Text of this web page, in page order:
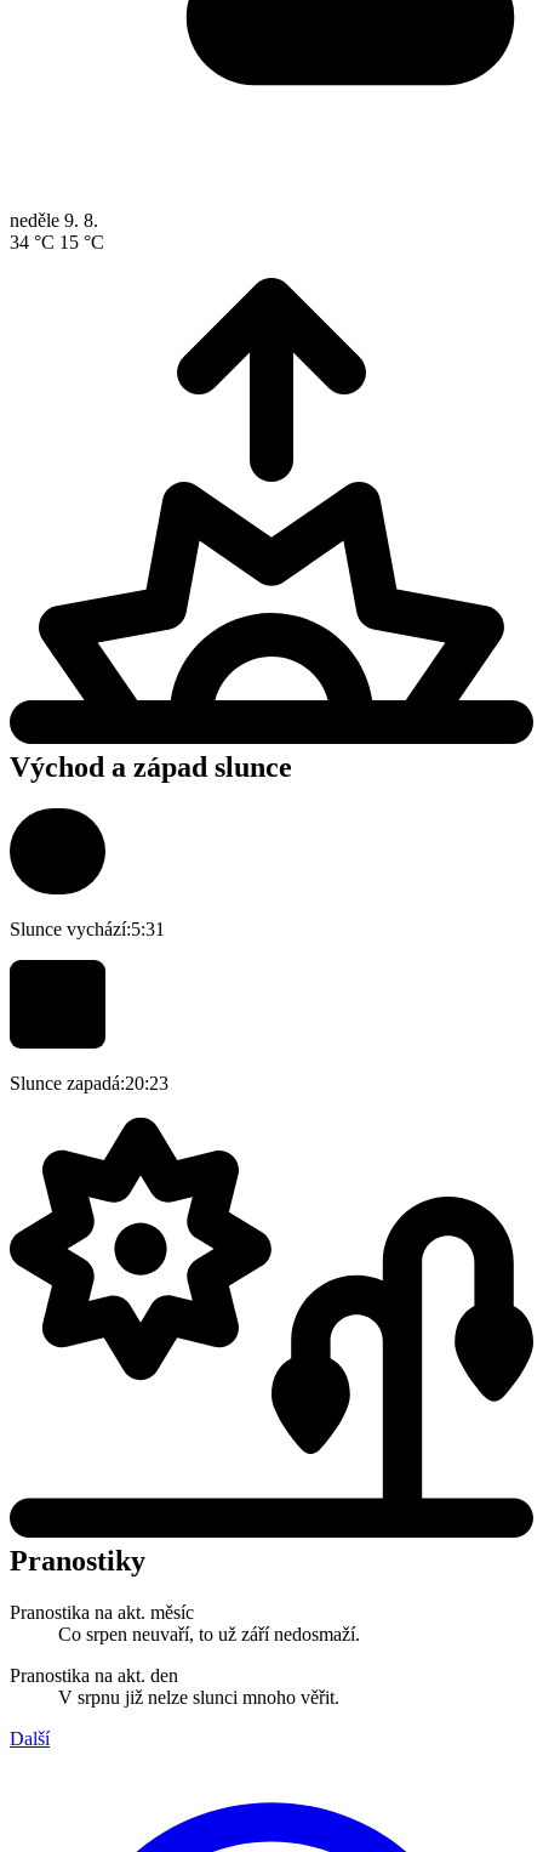
neděle 9. 8.
34 °C 15 °C
Východ a západ slunce
Slunce vychází:5:31
Slunce zapadá:20:23
Pranostiky
Pranostika na akt. měsíc
Co srpen neuvaří, to už září nedosmaží.
Pranostika na akt. den
V srpnu již nelze slunci mnoho věřit.
Další